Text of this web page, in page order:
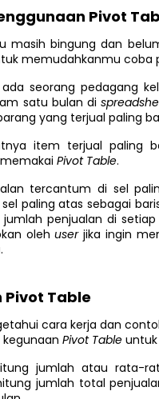
Pivot
masih bingung dan
memudahkanmu coba
seorang pedagang
satu bulan di
yang terjual paling
item terjual paling
Pivot Table.
tercantum di sel
paling atas sebagai
jumlah penjualan di
olehuserjika ingin
Pivot Table
cara kerja dan
Pivot Table
jumlah atau rata-
jumlah total